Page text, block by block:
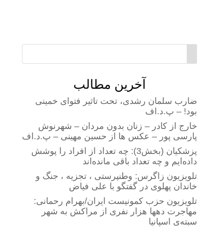
آخرین مطالب
ضارب سلمان رشدی، تحت تاثیر فتوای خمینی
بود! – پ.د.اف
خارج از کادر – زنان بدون مردان – شهرنوش
پارسی پور – عکس ها از حسین مهینی – پ.د.اف
پزشکیان (بخش3): چه تعداد از افراد را پوشش
داده‌ایم و چه تعداد باقی مانده‌اند
تلویزیون زاگرس: وطنپرستی ، تجزیه ، جنگ و
خاندان پهلوی در گفتگو با علی فیاض
تلویزیون حزب کمونیست ایران/بهرام رحمانی:
مهاجرت دهها هزار نفری از مراکش به شهر
سبته‌ی اسپانیا